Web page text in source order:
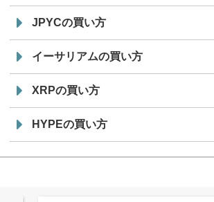
JPYCの買い方
イーサリアムの買い方
XRPの買い方
HYPEの買い方